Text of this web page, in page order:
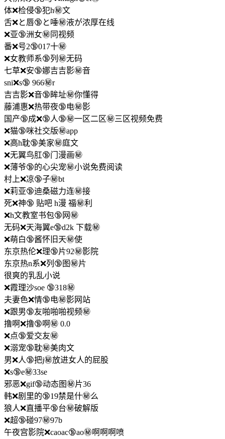
体❌检侵🔞犯h㊙️文
舌❌と唇🔞と唾㊙️液が浓厚在线
❌亚🔞洲女㊙️同视频
番❌号2🔞017十㊙️
❌女教师系🔞列㊙️无码
七草❌安🔞娜吉吉影㊙️音
sni❌s🔞 966㊙️r
吉吉影❌音🔞眸址㊙️你懂得
藤浦惠❌热带夜🔞电㊙️影
国产🔞成❌🔞人🔞㊙一区二区㊙️三区视频免费
❌猫🔞咪社交版㊙️app
❌高h耽🔞美家㊙️庭文
❌无翼鸟肛🔞门漫画㊙️
❌薄爷🔞的心尖宠㊙️小说免费阅读
村上❌凉🔞子㊙️bt
❌莉亚🔞迪桑磁力连㊙️接
死❌神🔞 贴吧 h漫 福㊙️利
❌h文教室书包🔞网㊙️
无码❌天海翼e🔞d2k 下载㊙️
❌萌白🔞酱怀旧天㊙️使
东京热伦❌理🔞片92㊙️影院
东京热n系❌列🔞图㊙️片
很爽的乳乱小说
❌霞理沙soe 🔞318㊙️
夫妻色❌情🔞电㊙️影网站
❌跟男🔞友啪啪啪视频㊙️
撸啊❌撸🔞啊㊙️ 0.0
❌点🔞爱交友㊙️
❌溺宠🔞耽㊙️美肉文
男❌人🔞把j㊙️放进女人的屁股
❌s🔞e㊙️33se
邪恶❌gif🔞动态图㊙️片36
韩❌剧里的🔞19禁是什㊙️么
狼人❌直播平🔞台㊙️破解版
❌超🔞碰97㊙️97b
午夜宫影院❌caoac🔞ao㊙️啊啊啊喷